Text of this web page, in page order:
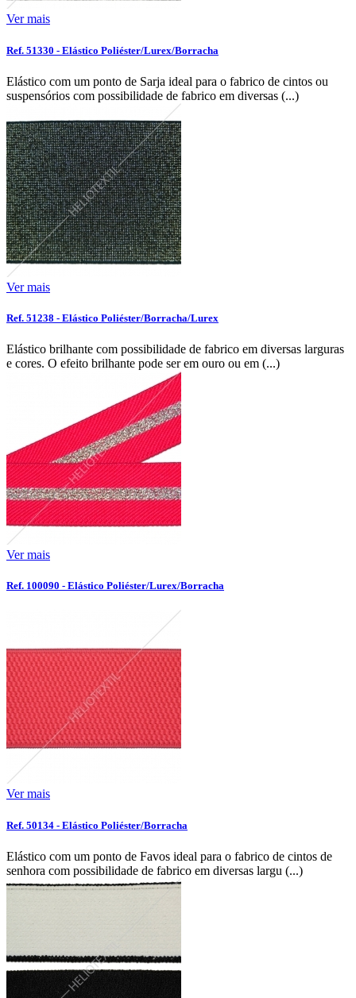
Ver mais
Ref. 51330 - Elástico Poliéster/Lurex/Borracha
Elástico com um ponto de Sarja ideal para o fabrico de cintos ou
suspensórios com possibilidade de fabrico em diversas (...)
Ver mais
Ref. 51238 - Elástico Poliéster/Borracha/Lurex
Elástico brilhante com possibilidade de fabrico em diversas larguras
e cores. O efeito brilhante pode ser em ouro ou em (...)
Ver mais
Ref. 100090 - Elástico Poliéster/Lurex/Borracha
Ver mais
Ref. 50134 - Elástico Poliéster/Borracha
Elástico com um ponto de Favos ideal para o fabrico de cintos de
senhora com possibilidade de fabrico em diversas largu (...)